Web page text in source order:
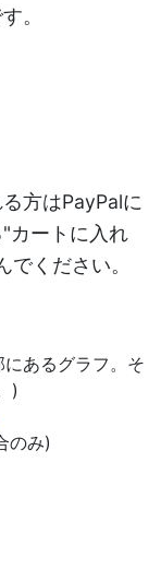
。
方はPayPalに
カートに入れ
ください。
あるグラフ。そ
)
のみ)